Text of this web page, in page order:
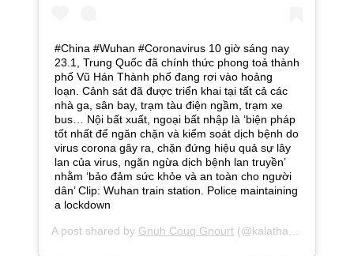
#China #Wuhan #Coronavirus 10 giờ sáng nay
23.1, Trung Quốc đã chính thức phong toả thành
phố Vũ Hán Thành phố đang rơi vào hoảng
loạn. Cảnh sát đã được triển khai tại tất cả các
nhà ga, sân bay, trạm tàu điện ngầm, trạm xe
bus… Nội bất xuất, ngoại bất nhập là ‘biện pháp
tốt nhất để ngăn chặn và kiểm soát dịch bệnh do
virus corona gây ra, chặn đứng hiệu quả sự lây
lan của virus, ngăn ngừa dịch bệnh lan truyền’
nhằm ‘bảo đảm sức khỏe và an toàn cho người
dân’ Clip: Wuhan train station. Police maintaining
a lockdown
A post shared by Gnuh Couq Gnourt (@kalathau) on